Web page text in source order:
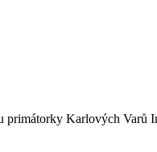
primátorky Karlových